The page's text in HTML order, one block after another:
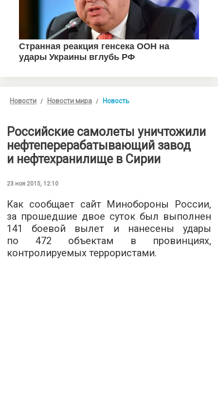
Новости Новости мира Новость
Российские самолеты уничтожили
нефтеперерабатывающий завод
и нефтехранилище в Сирии
23 ноя 2015, 12:10
Как сообщает сайтМинобороны России,
за прошедшие двое суток был выполнен
141 боевой вылет и нанесены удары
по 472 объектам в провинциях,
контролируемых террористами.